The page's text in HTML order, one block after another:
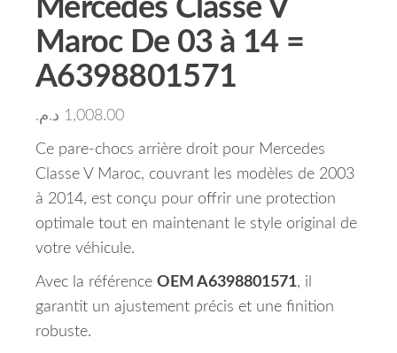
Mercedes Classe V
Maroc De 03 à 14 =
A6398801571
1,008.00 د.م.
Ce pare-chocs arrière droit pour Mercedes
Classe V Maroc, couvrant les modèles de 2003
à 2014, est conçu pour offrir une protection
optimale tout en maintenant le style original de
votre véhicule.
Avec la référence OEM A6398801571, il
garantit un ajustement précis et une finition
robuste.